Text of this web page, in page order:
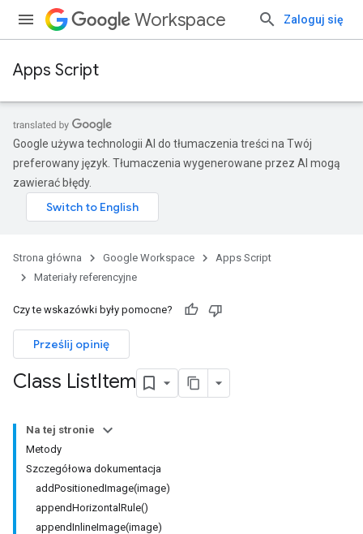
Workspace Zaloguj się
Apps Script
Google używa technologii AI do tłumaczenia treści na Twój
preferowany język. Tłumaczenia wygenerowane przez AI mogą
zawierać błędy.
Strona główna Google Workspace
Apps Script
Materiały referencyjne
Czy te wskazówki były pomocne?
Prześlij opinię
Class ListItem
Na tej stronie
Metody
Szczegółowa dokumentacja
addPositionedImage(image)
appendHorizontalRule()
appendInlineImage(image)